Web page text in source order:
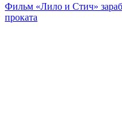
Фильм «Лило и Стич»
проката